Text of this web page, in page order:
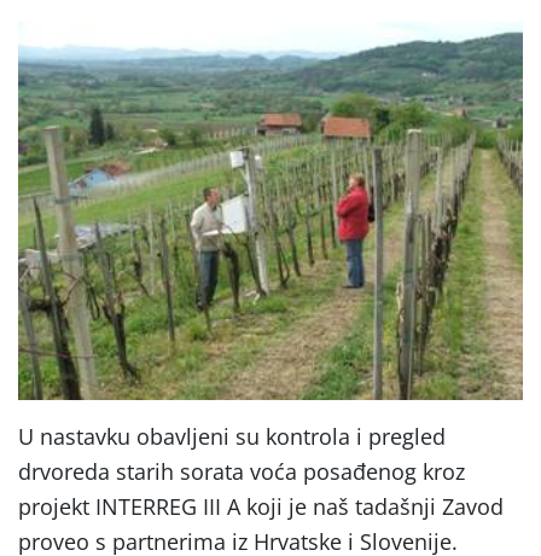
U nastavku obavljeni su kontrola i pregled
drvoreda starih sorata voća posađenog kroz
projekt INTERREG III A koji je naš tadašnji Zavod
proveo s partnerima iz Hrvatske i Slovenije.